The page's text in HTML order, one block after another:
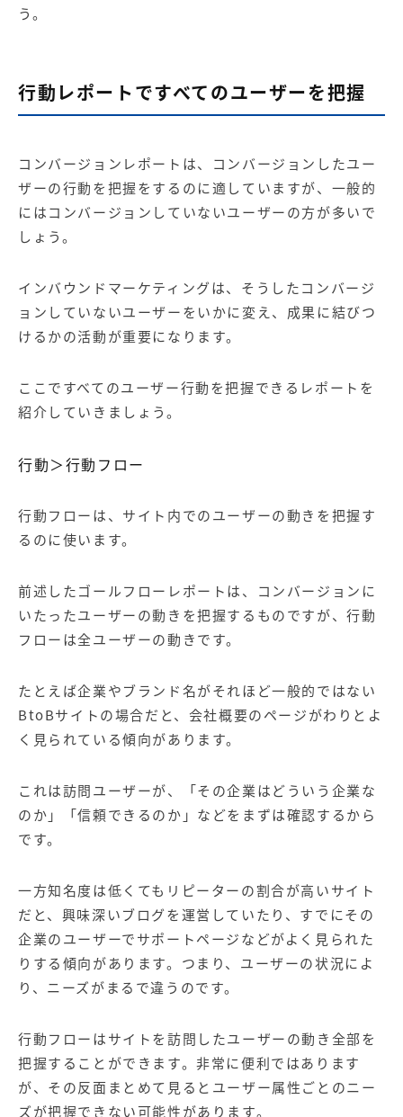
う。
行動レポートですべてのユーザーを把握
コンバージョンレポートは、コンバージョンしたユー
ザーの行動を把握をするのに適していますが、一般的
にはコンバージョンしていないユーザーの方が多いで
しょう。
インバウンドマーケティングは、そうしたコンバージ
ョンしていないユーザーをいかに変え、成果に結びつ
けるかの活動が重要になります。
ここですべてのユーザー行動を把握できるレポートを
紹介していきましょう。
行動＞行動フロー
行動フローは、サイト内でのユーザーの動きを把握す
るのに使います。
前述したゴールフローレポートは、コンバージョンに
いたったユーザーの動きを把握するものですが、行動
フローは全ユーザーの動きです。
たとえば企業やブランド名がそれほど一般的ではない
BtoBサイトの場合だと、会社概要のページがわりとよ
く見られている傾向があります。
これは訪問ユーザーが、「その企業はどういう企業な
のか」「信頼できるのか」などをまずは確認するから
です。
一方知名度は低くてもリピーターの割合が高いサイト
だと、興味深いブログを運営していたり、すでにその
企業のユーザーでサポートページなどがよく見られた
りする傾向があります。つまり、ユーザーの状況によ
り、ニーズがまるで違うのです。
行動フローはサイトを訪問したユーザーの動き全部を
把握することができます。非常に便利ではあります
が、その反面まとめて見るとユーザー属性ごとのニー
ズが把握できない可能性があります。